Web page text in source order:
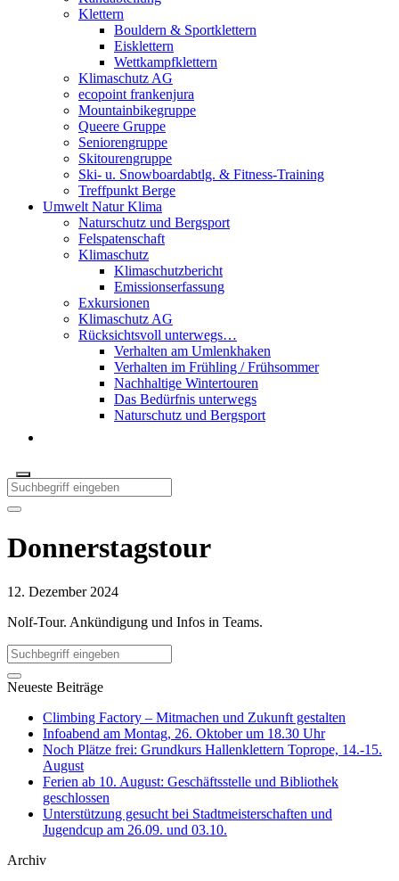
Klettern
Bouldern & Sportklettern
Eisklettern
Wettkampfklettern
Klimaschutz AG
ecopoint frankenjura
Mountainbikegruppe
Queere Gruppe
Seniorengruppe
Skitourengruppe
Ski- u. Snowboardabtlg. & Fitness-Training
Treffpunkt Berge
Umwelt Natur Klima
Naturschutz und Bergsport
Felspatenschaft
Klimaschutz
Klimaschutzbericht
Emissionserfassung
Exkursionen
Klimaschutz AG
Rücksichtsvoll unterwegs…
Verhalten am Umlenkhaken
Verhalten im Frühling / Frühsommer
Nachhaltige Wintertouren
Das Bedürfnis unterwegs
Naturschutz und Bergsport
Donnerstagstour
12. Dezember 2024
Nolf-Tour. Ankündigung und Infos in Teams.
Neueste Beiträge
Climbing Factory – Mitmachen und Zukunft gestalten
Infoabend am Montag, 26. Oktober um 18.30 Uhr
Noch Plätze frei: Grundkurs Hallenklettern Toprope, 14.-15.
August
Ferien ab 10. August: Geschäftsstelle und Bibliothek
geschlossen
Unterstützung gesucht bei Stadtmeisterschaften und
Jugendcup am 26.09. und 03.10.
Archiv